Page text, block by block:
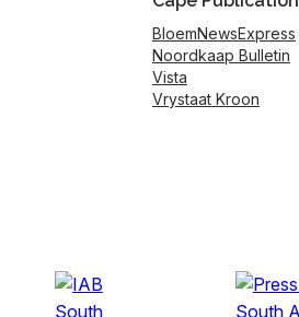
BloemNewsExpress
Noordkaap Bulletin
Vista
Vrystaat Kroon